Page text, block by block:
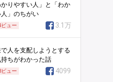
かりやすい人」と「わか
」のちがい
ビュー 3.1万
で人を支配しようとする
持ちがわかった話
ビュー 4099